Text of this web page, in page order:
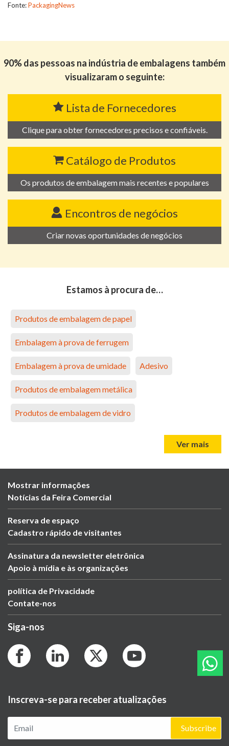
Fonte:PackagingNews
90% das pessoas na indústria de embalagens também
visualizaram o seguinte:
Lista de Fornecedores
Clique para obter fornecedores precisos e confiáveis.
Catálogo de Produtos
Os produtos de embalagem mais recentes e populares
Encontros de negócios
Criar novas oportunidades de negócios
Estamos à procura de…
Produtos de embalagem de papel
Embalagem à prova de ferrugem
Embalagem à prova de umidade Adesivo
Produtos de embalagem metálica
Produtos de embalagem de vidro
Ver mais
Mostrar informações
Notícias da Feira Comercial
Reserva de espaço
Cadastro rápido de visitantes
Assinatura da newsletter eletrônica
Apoio à mídia e às organizações
política de Privacidade
Contate-nos
Siga-nos
Inscreva-se para receber atualizações
Subscribe